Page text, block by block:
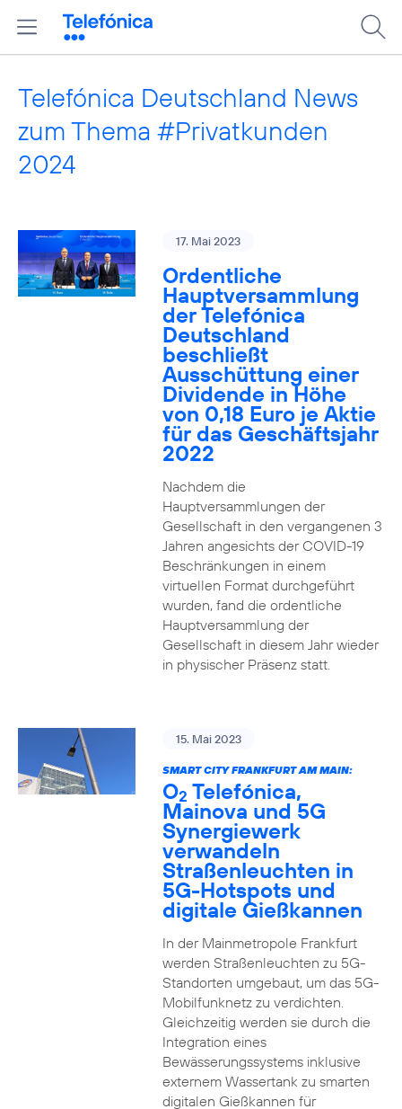
Telefónica Deutschland News
zum Thema #Privatkunden
2024
17. Mai 2023
Ordentliche
Hauptversammlung
der Telefónica
Deutschland
beschließt
Ausschüttung einer
Dividende in Höhe
von 0,18 Euro je Aktie
für das Geschäftsjahr
2022
Nachdem die
Hauptversammlungen der
Gesellschaft in den vergangenen 3
Jahren angesichts der COVID-19
Beschränkungen in einem
virtuellen Format durchgeführt
wurden, fand die ordentliche
Hauptversammlung der
Gesellschaft in diesem Jahr wieder
in physischer Präsenz statt.
15. Mai 2023
SMART CITY FRANKFURT AM MAIN:
O2 Telefónica,
Mainova und 5G
Synergiewerk
verwandeln
Straßenleuchten in
5G-Hotspots und
digitale Gießkannen
In der Mainmetropole Frankfurt
werden Straßenleuchten zu 5G-
Standorten umgebaut, um das 5G-
Mobilfunknetz zu verdichten.
Gleichzeitig werden sie durch die
Integration eines
Bewässerungssystems inklusive
externem Wassertank zu smarten
digitalen Gießkannen für